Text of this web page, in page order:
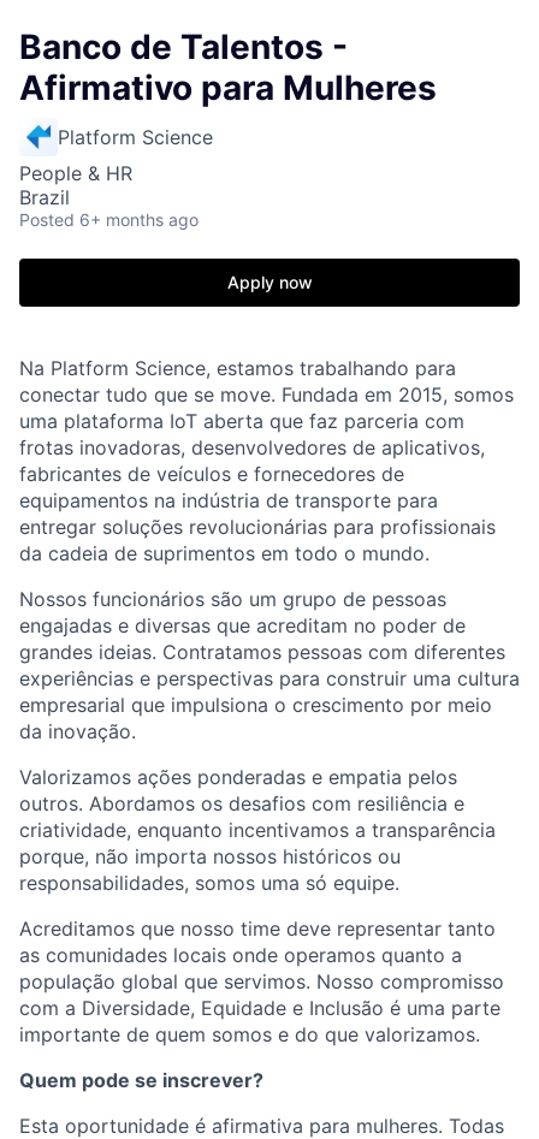
Banco de Talentos -
Afirmativo para Mulheres
Platform Science
People & HR
Brazil
Posted 6+ months ago
Apply now
Na Platform Science, estamos trabalhando para
conectar tudo que se move. Fundada em 2015, somos
uma plataforma IoT aberta que faz parceria com
frotas inovadoras, desenvolvedores de aplicativos,
fabricantes de veículos e fornecedores de
equipamentos na indústria de transporte para
entregar soluções revolucionárias para profissionais
da cadeia de suprimentos em todo o mundo.
Nossos funcionários são um grupo de pessoas
engajadas e diversas que acreditam no poder de
grandes ideias. Contratamos pessoas com diferentes
experiências e perspectivas para construir uma cultura
empresarial que impulsiona o crescimento por meio
da inovação.
Valorizamos ações ponderadas e empatia pelos
outros. Abordamos os desafios com resiliência e
criatividade, enquanto incentivamos a transparência
porque, não importa nossos históricos ou
responsabilidades, somos uma só equipe.
Acreditamos que nosso time deve representar tanto
as comunidades locais onde operamos quanto a
população global que servimos. Nosso compromisso
com a Diversidade, Equidade e Inclusão é uma parte
importante de quem somos e do que valorizamos.
Quem pode se inscrever?
Esta oportunidade é afirmativa para mulheres. Todas